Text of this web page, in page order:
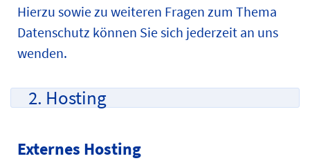
Hierzu sowie zu weiteren Fragen zum Thema
Datenschutz können Sie sich jederzeit an uns
wenden.
2. Hosting
Externes Hosting